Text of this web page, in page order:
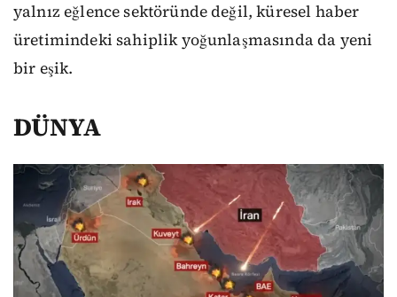
yalnız eğlence sektöründe değil, küresel haber
üretimindeki sahiplik yoğunlaşmasında da yeni
bir eşik.
DÜNYA